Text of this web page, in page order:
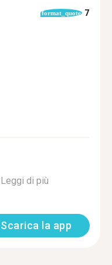
format_quote 7
Leggi di più
Scarica la app